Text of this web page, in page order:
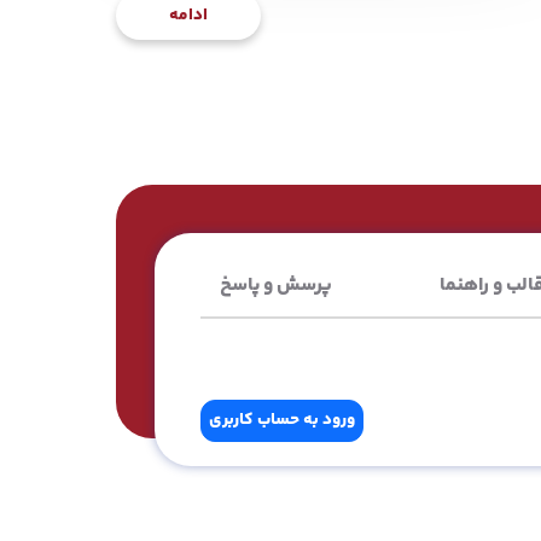
ادامه
و راهنما پرسش و پاسخ
ورود به حساب کاربری